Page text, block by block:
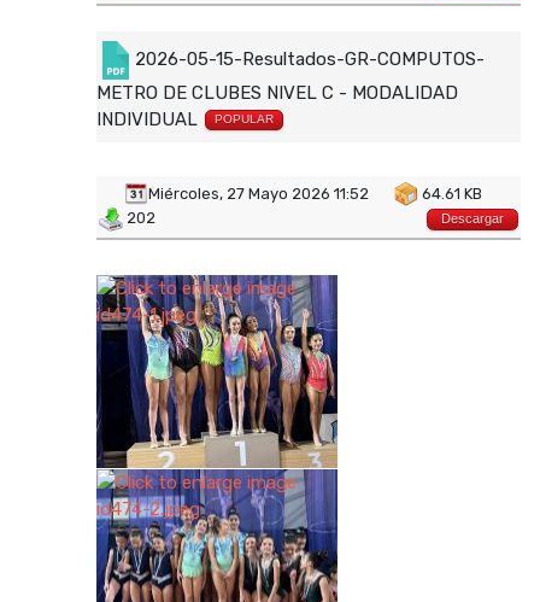
2026-05-15-Resultados-GR-COMPUTOS-
METRO DE CLUBES NIVEL C - MODALIDAD
INDIVIDUAL
POPULAR
Miércoles, 27 Mayo 2026 11:52
64.61 KB
202
Descargar